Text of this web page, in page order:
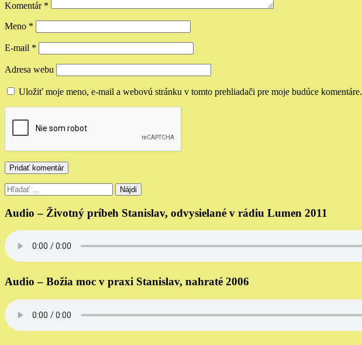
Komentár *
Meno *
E-mail *
Adresa webu
Uložiť moje meno, e-mail a webovú stránku v tomto prehliadači pre moje budúce komentáre.
Hľadať:
Audio – Životný príbeh Stanislav, odvysielané v rádiu Lumen 2011
Audio – Božia moc v praxi Stanislav, nahraté 2006